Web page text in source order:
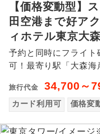
【価格変動型】
田空港まで好ア
ィホテル東京大
予約と同時にフライト
可！最寄り駅「大森海
旅行代金 34,700～
カード利用可 価格変
添乗員同行
往
（駅
現地添乗員同
行
現
（駅
バスガイド乗
務
バ
があ
価格変動型ツアー
航空会社が設定す
賃」を利用した
お申し込み時期
以下の注意事項をあ
ますようお願いい